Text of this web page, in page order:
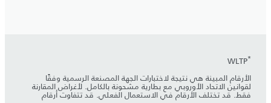
*
WLTP
الأرقام المبينة هي نتيجة لاختبارات الجهة المصنعة الرسمية وفقًا
لقوانين الاتحاد الأوروبي مع بطارية مشحونة بالكامل. لأغراض المقارنة
فقط. قد تختلف الأرقام في الاستعمال الفعلي. قد تتفاوت أرقام